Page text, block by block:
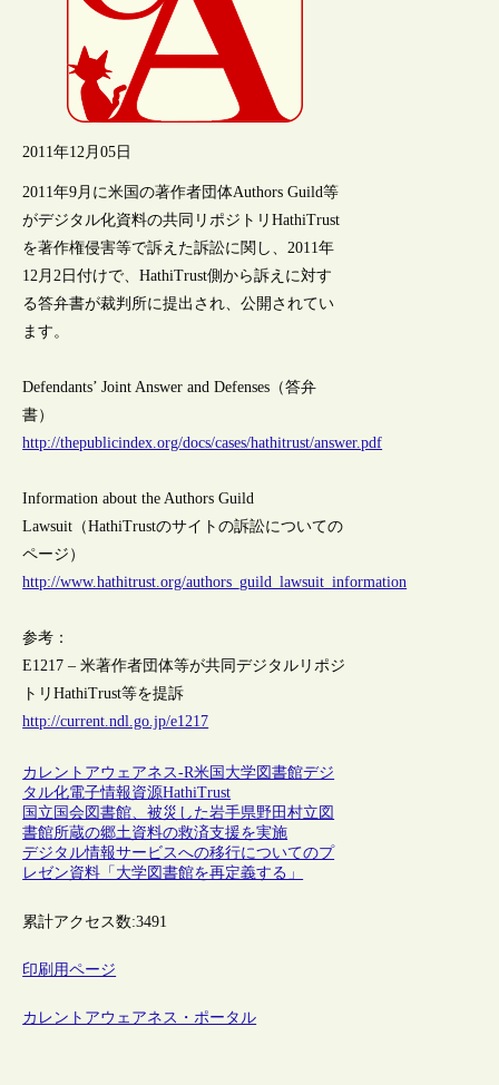
2011年12月05日
2011年9月に米国の著作者団体Authors Guild等
がデジタル化資料の共同リポジトリHathiTrust
を著作権侵害等で訴えた訴訟に関し、2011年
12月2日付けで、HathiTrust側から訴えに対す
る答弁書が裁判所に提出され、公開されてい
ます。
Defendants’ Joint Answer and Defenses（答弁
書）
http://thepublicindex.org/docs/cases/hathitrust/answer.pdf
Information about the Authors Guild
Lawsuit（HathiTrustのサイトの訴訟についての
ページ）
http://www.hathitrust.org/authors_guild_lawsuit_information
参考：
E1217 – 米著作者団体等が共同デジタルリポジ
トリHathiTrust等を提訴
http://current.ndl.go.jp/e1217
カレントアウェアネス-R米国 大学図書館デジ
タル化電子情報資源HathiTrust
国立国会図書館、被災した岩手県野田村立図
書館所蔵の郷土資料の救済支援を実施
デジタル情報サービスへの移行についてのプ
レゼン資料「大学図書館を再定義する」
累計アクセス数:3491
印刷用ページ
カレントアウェアネス・ポータル